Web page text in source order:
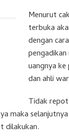
Menurut
terbuka
dengan
uangnya
dan ahli
Tidak
maka
dilakukan.